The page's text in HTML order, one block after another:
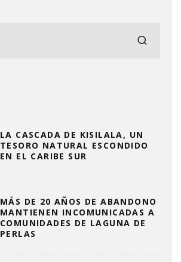
LA CASCADA DE KISILALA, UN
TESORO NATURAL ESCONDIDO
EN EL CARIBE SUR
MÁS DE 20 AÑOS DE ABANDONO
MANTIENEN INCOMUNICADAS A
COMUNIDADES DE LAGUNA DE
PERLAS